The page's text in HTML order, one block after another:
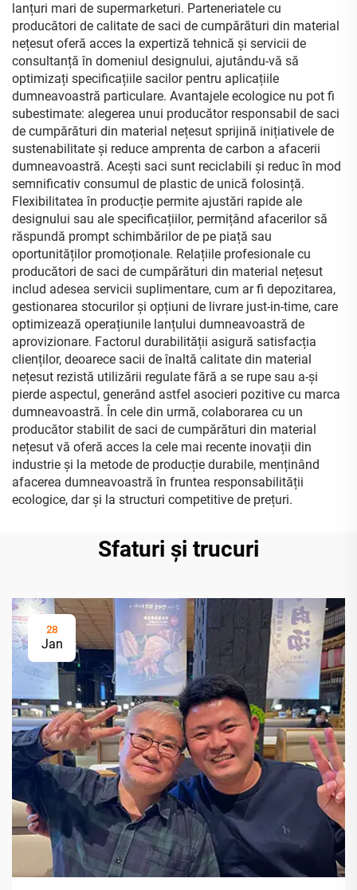
lanțuri mari de supermarketuri. Parteneriatele cu
producători de calitate de saci de cumpărături din material
nețesut oferă acces la expertiză tehnică și servicii de
consultanță în domeniul designului, ajutându-vă să
optimizați specificațiile sacilor pentru aplicațiile
dumneavoastră particulare. Avantajele ecologice nu pot fi
subestimate: alegerea unui producător responsabil de saci
de cumpărături din material nețesut sprijină inițiativele de
sustenabilitate și reduce amprenta de carbon a afacerii
dumneavoastră. Acești saci sunt reciclabili și reduc în mod
semnificativ consumul de plastic de unică folosință.
Flexibilitatea în producție permite ajustări rapide ale
designului sau ale specificațiilor, permițând afacerilor să
răspundă prompt schimbărilor de pe piață sau
oportunităților promoționale. Relațiile profesionale cu
producători de saci de cumpărături din material nețesut
includ adesea servicii suplimentare, cum ar fi depozitarea,
gestionarea stocurilor și opțiuni de livrare just-in-time, care
optimizează operațiunile lanțului dumneavoastră de
aprovizionare. Factorul durabilității asigură satisfacția
clienților, deoarece sacii de înaltă calitate din material
nețesut rezistă utilizării regulate fără a se rupe sau a-și
pierde aspectul, generând astfel asocieri pozitive cu marca
dumneavoastră. În cele din urmă, colaborarea cu un
producător stabilit de saci de cumpărături din material
nețesut vă oferă acces la cele mai recente inovații din
industrie și la metode de producție durabile, menținând
afacerea dumneavoastră în fruntea responsabilității
ecologice, dar și la structuri competitive de prețuri.
Sfaturi și trucuri
28
Jan